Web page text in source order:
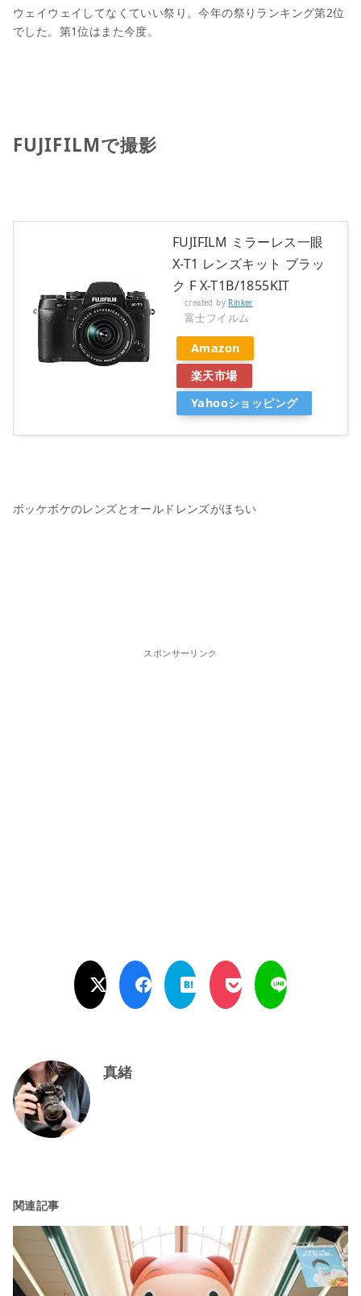
ウェイウェイしてなくていい祭り。今年の祭りランキング第2位
でした。第1位はまた今度。
FUJIFILMで撮影
FUJIFILM ミラーレス一眼
X-T1 レンズキット ブラッ
ク F X-T1B/1855KIT
created by Rinker
富士フイルム
Amazon
楽天市場
Yahooショッピング
ボッケボケのレンズとオールドレンズがほちい
スポンサーリンク
真緒
関連記事